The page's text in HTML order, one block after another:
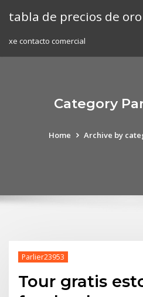
tabla de precios de
xe contacto comercial
Category
Home Archive by
Parlier23953
Tour gratis